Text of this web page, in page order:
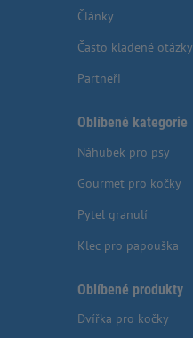
Články
Často kladené otázky
Partneři
Oblíbené kategorie
Náhubek pro psy
Gourmet pro kočky
Pytel granulí
Klec pro papouška
Oblíbené produkty
Dvířka pro kočky